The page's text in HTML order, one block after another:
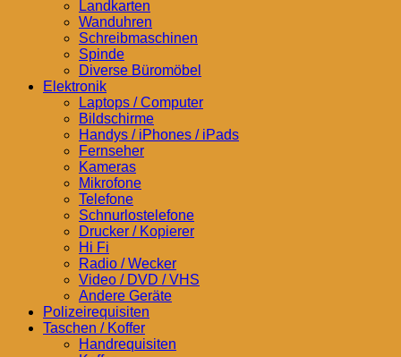
Landkarten
Wanduhren
Schreibmaschinen
Spinde
Diverse Büromöbel
Elektronik
Laptops / Computer
Bildschirme
Handys / iPhones / iPads
Fernseher
Kameras
Mikrofone
Telefone
Schnurlostelefone
Drucker / Kopierer
Hi Fi
Radio / Wecker
Video / DVD / VHS
Andere Geräte
Polizeirequisiten
Taschen / Koffer
Handrequisiten